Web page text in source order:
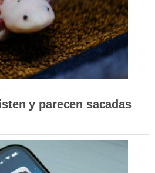
y parecen sacadas